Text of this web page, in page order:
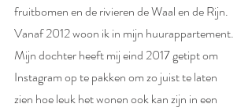
fruitbomen en de rivieren de Waal en de Rijn.
Vanaf 2012 woon ik in mijn huurappartement.
Mijn dochter heeft mij eind 2017 getipt om
Instagram op te pakken om zo juist te laten
zien hoe leuk het wonen ook kan zijn in een